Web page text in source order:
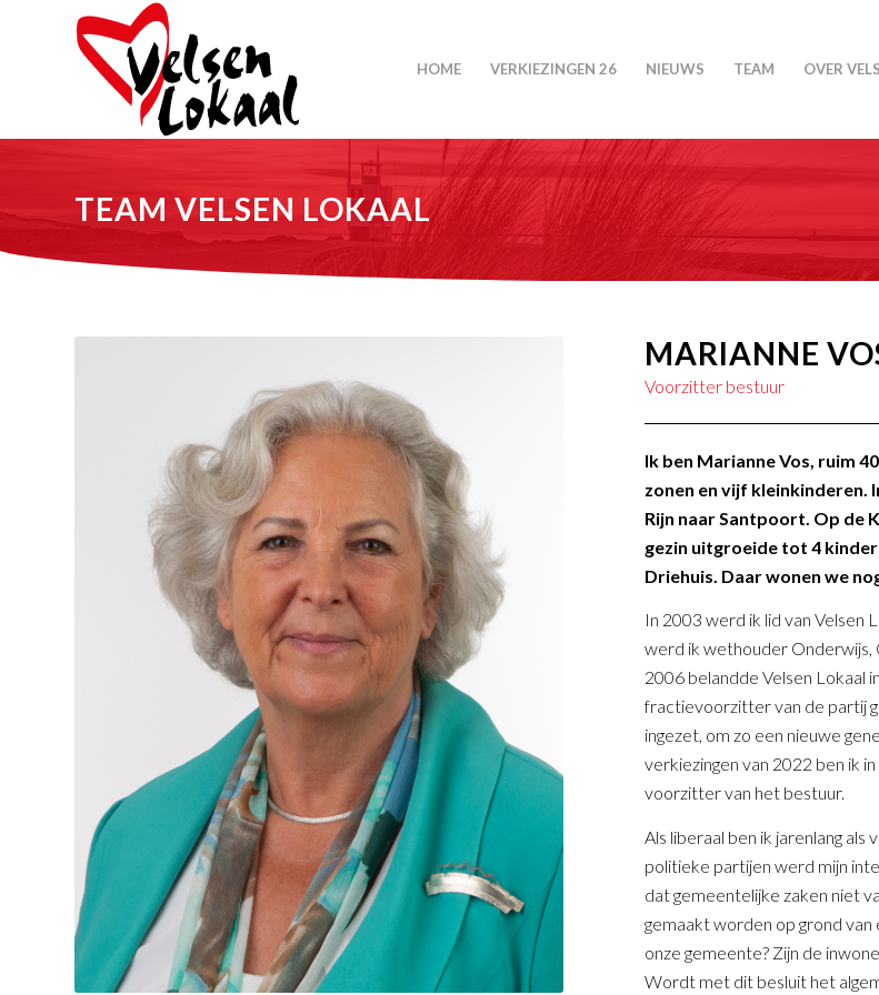
HOME VERKIEZINGEN 26 NIEUWS TEAM OVER
TEAM VELSEN LOKAAL
MARIANNE
Voorzitter bestuur
Ik ben Marianne Vos, ruim
zonen en vijf kleinkinderen.
Rijn naar Santpoort. Op de
gezin uitgroeide tot 4
Driehuis. Daar wonen we
In 2003 werd ik lid van Velsen
werd ik wethouder Onderwijs,
2006 belandde Velsen Lokaal
fractievoorzitter van de partij
ingezet, om zo een nieuwe
verkiezingen van 2022 ben ik
voorzitter van het bestuur.
Als liberaal ben ik jarenlang
politieke partijen werd mijn
dat gemeentelijke zaken niet
gemaakt worden op grond
onze gemeente? Zijn de
Wordt met dit besluit het